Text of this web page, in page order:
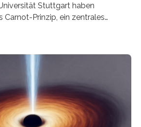
Stuttgart haben
Carnot-Prinzip, ein zentrales
Atomen gilt, deren physikalische
Das
Science Advances veröffentlichte
10.1126/sciadv.adw8462)
oder Dampfturbinen sind